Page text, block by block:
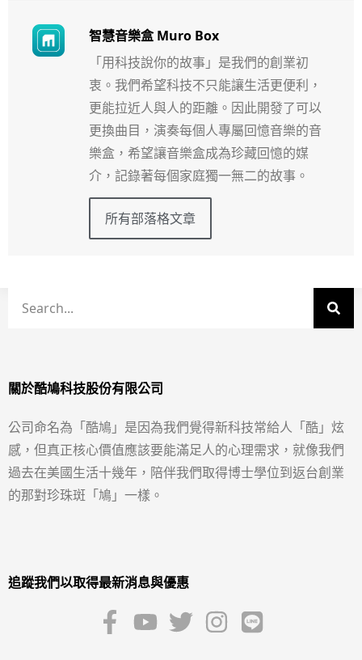
智慧音樂盒 Muro Box
「用科技說你的故事」是我們的創業初
衷。我們希望科技不只能讓生活更便利，
更能拉近人與人的距離。因此開發了可以
更換曲目，演奏每個人專屬回憶音樂的音
樂盒，希望讓音樂盒成為珍藏回憶的媒
介，記錄著每個家庭獨一無二的故事。
所有部落格文章
關於酷鳩科技股份有限公司
公司命名為「酷鳩」是因為我們覺得新科技常給人「酷」炫
感，但真正核心價值應該要能滿足人的心理需求，就像我們
過去在美國生活十幾年，陪伴我們取得博士學位到返台創業
的那對珍珠斑「鳩」一樣。
追蹤我們以取得最新消息與優惠